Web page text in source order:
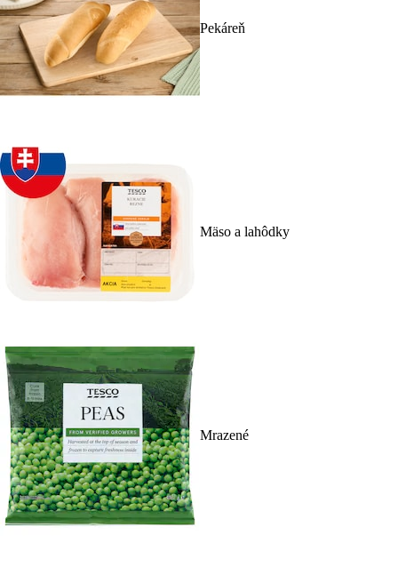
Pekáreň
Mäso a lahôdky
Mrazené